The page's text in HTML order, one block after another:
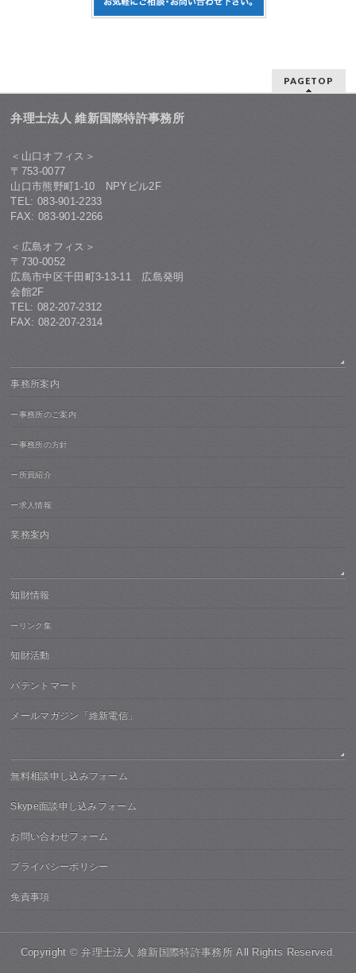
PAGETOP
弁理士法人 維新国際特許事務所
＜山口オフィス＞
〒753-0077
山口市熊野町1-10 NPYビル2F
TEL: 083-901-2233
FAX: 083-901-2266
＜広島オフィス＞
〒730-0052
広島市中区千田町3-13-11 広島発明
会館2F
TEL: 082-207-2312
FAX: 082-207-2314
事務所案内
ー事務所のご案内
ー事務所の方針
ー所員紹介
ー求人情報
業務案内
知財情報
ーリンク集
知財活動
パテントマート
メールマガジン「維新電信」
無料相談申し込みフォーム
Skype面談申し込みフォーム
お問い合わせフォーム
プライバシーポリシー
免責事項
Copyright ©弁理士法人 維新国際特許事務所All Rights Reserved.